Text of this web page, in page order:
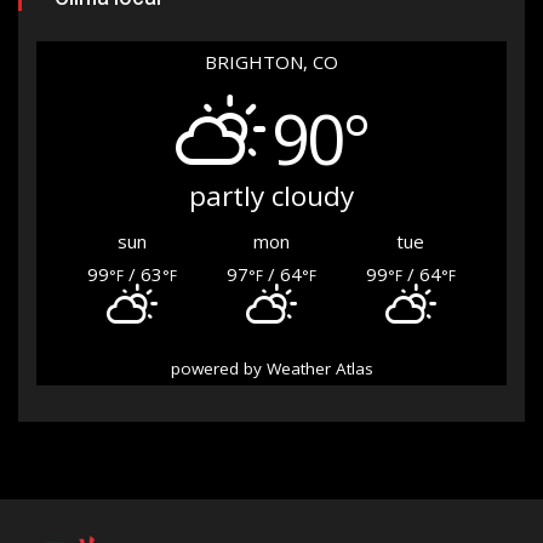
BRIGHTON, CO
90°
partly cloudy
sun mon
tue
99°F / 63°F 97°F/ 64°F 99°F/ 64°F
powered by Weather Atlas